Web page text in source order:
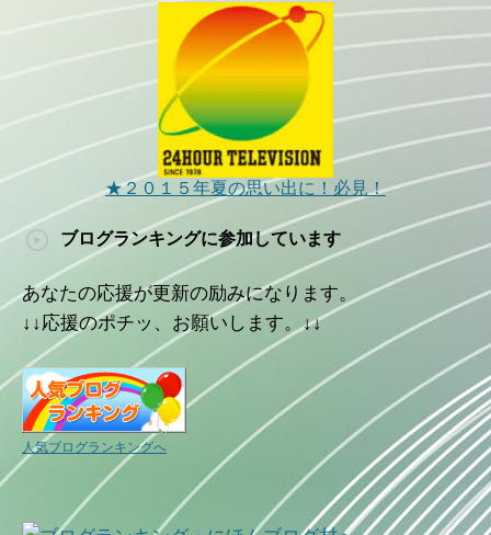
★２０１５年夏の思い出に！必見！
ブログランキングに参加しています
あなたの応援が更新の励みになります。
↓↓応援のポチッ、お願いします。↓↓
人気ブログランキングへ